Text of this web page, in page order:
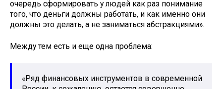
очередь сформировать у людей как раз понимание
того, что деньги должны работать, и как именно они
должны это делать, а не заниматься абстракциями».
Между тем есть и еще одна проблема:
«Ряд финансовых инструментов в современной